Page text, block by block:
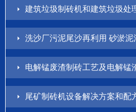
建筑垃圾制砖机和建筑垃圾处
备解决方案
洗沙厂污泥尾沙再利用 砂淤泥
制砖方案
电解锰废渣制砖工艺及电解锰
砖机设备介绍
尾矿制砖机设备解决方案和配